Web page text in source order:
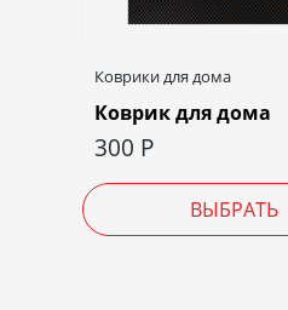
Коврики для дома
Коврик для дома
300 Р
ВЫБРАТЬ